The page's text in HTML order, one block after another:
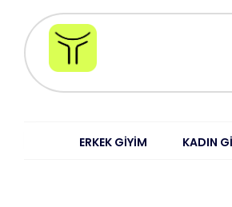
ERKEK GİYİM KADIN